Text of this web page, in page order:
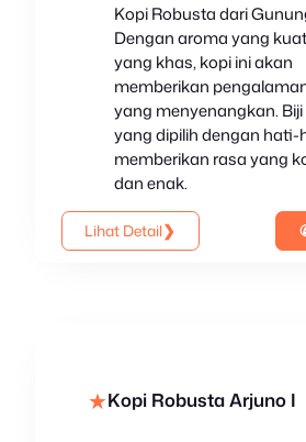
Kopi Robusta dari
Dengan aroma yang
yang khas, kopi ini akan
memberikan
yang menyenangkan.
yang dipilih dengan hati-
memberikan rasa yang
dan enak.
Lihat Detail❯
★Kopi Robusta Arjuno I